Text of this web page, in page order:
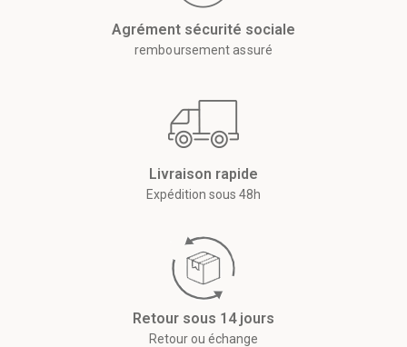
Agrément sécurité sociale
remboursement assuré
Livraison rapide
Expédition sous 48h
Retour sous 14 jours
Retour ou échange